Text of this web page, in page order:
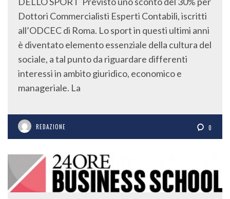
Dottori Commercialisti Esperti Contabili, iscritti
all’ODCEC di Roma. Lo sport in questi ultimi anni
è diventato elemento essenziale della cultura del
sociale, a tal punto da riguardare differenti
interessi in ambito giuridico, economico e
manageriale. La
REDAZIONE 0